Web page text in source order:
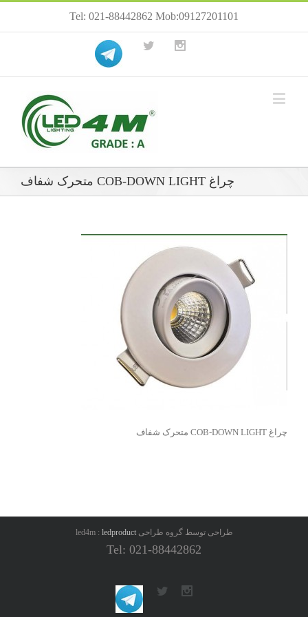
Tel: 021-88442862 Mob:09127201101
چراغ COB-DOWN LIGHT متحرک شفاف
چراغ COB-DOWN LIGHT متحرک شفاف
طراحی توسط گروه طراحی led4m :ledproduct
Tel: 021-88442862